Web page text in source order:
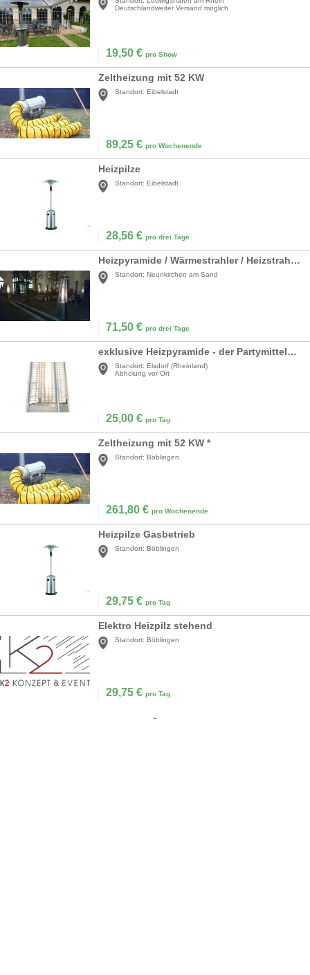
Deutschlandweiter Versand möglich
19,50 € pro Show
Zeltheizung mit 52 KW
Standort: Eibelstadt
89,25 € pro Wochenende
Heizpilze
Standort: Eibelstadt
28,56 € pro drei Tage
Heizpyramide / Wärmestrahler / Heizstrahler / Heizpilz / Heizung
Standort: Neunkirchen am Sand
71,50 € pro drei Tage
exklusive Heizpyramide - der Partymittelpunkt
Standort: Elsdorf (Rheinland)
Abholung vor Ort
25,00 € pro Tag
Zeltheizung mit 52 KW *
Standort: Böblingen
261,80 € pro Wochenende
Heizpilze Gasbetrieb
Standort: Böblingen
29,75 € pro Tag
Elektro Heizpilz stehend
Standort: Böblingen
29,75 € pro Tag